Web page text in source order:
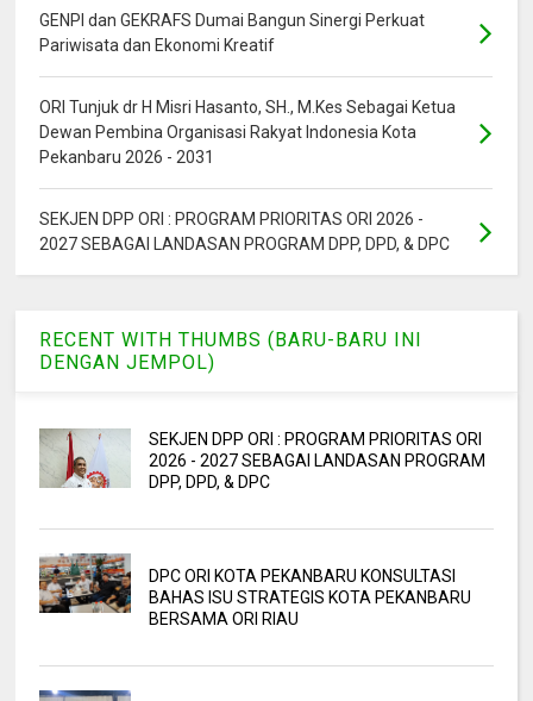
GENPI dan GEKRAFS Dumai Bangun Sinergi Perkuat
Pariwisata dan Ekonomi Kreatif
ORI Tunjuk dr H Misri Hasanto, SH., M.Kes Sebagai Ketua
Dewan Pembina Organisasi Rakyat Indonesia Kota
Pekanbaru 2026 - 2031
SEKJEN DPP ORI : PROGRAM PRIORITAS ORI 2026 -
2027 SEBAGAI LANDASAN PROGRAM DPP, DPD, & DPC
RECENT WITH THUMBS (BARU-BARU INI
DENGAN JEMPOL)
SEKJEN DPP ORI : PROGRAM PRIORITAS ORI
2026 - 2027 SEBAGAI LANDASAN PROGRAM
DPP, DPD, & DPC
DPC ORI KOTA PEKANBARU KONSULTASI
BAHAS ISU STRATEGIS KOTA PEKANBARU
BERSAMA ORI RIAU